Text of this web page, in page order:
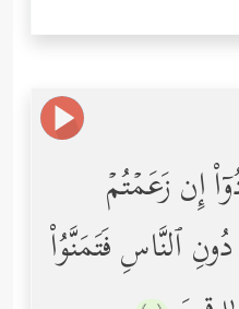
إِن زَعَمۡتُمۡ
ٱلنَّاسِ فَتَمَنَّوُاْ